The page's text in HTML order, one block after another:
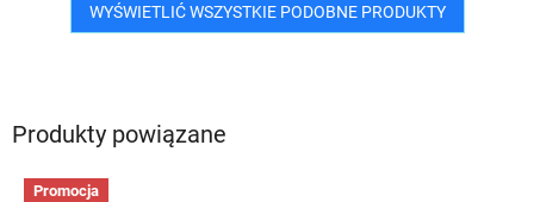
Produkty powiązane
Promocja
WYŚWIETLIĆ WSZYSTKIE PODOBNE PRODUKTY